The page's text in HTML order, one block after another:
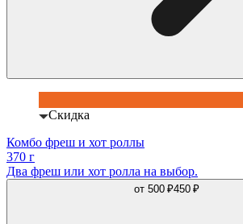
Скидка
Комбо фреш и хот роллы
370 г
Два фреш или хот ролла на выбор.
от 500 ₽450 ₽